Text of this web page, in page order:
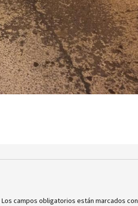
Los campos obligatorios están marcados con